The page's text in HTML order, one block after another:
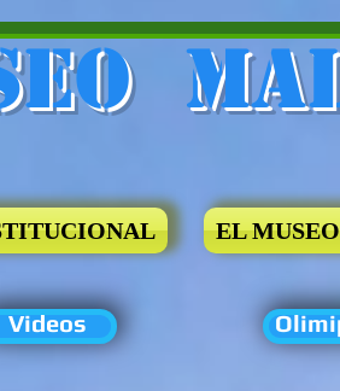
EL MUSEO
Videos